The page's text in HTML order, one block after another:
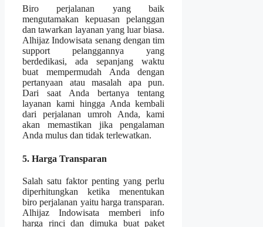
Biro perjalanan yang baik
mengutamakan kepuasan pelanggan
dan tawarkan layanan yang luar biasa.
Alhijaz Indowisata senang dengan tim
support pelanggannya yang
berdedikasi, ada sepanjang waktu
buat mempermudah Anda dengan
pertanyaan atau masalah apa pun.
Dari saat Anda bertanya tentang
layanan kami hingga Anda kembali
dari perjalanan umroh Anda, kami
akan memastikan jika pengalaman
Anda mulus dan tidak terlewatkan.
5. Harga Transparan
Salah satu faktor penting yang perlu
diperhitungkan ketika menentukan
biro perjalanan yaitu harga transparan.
Alhijaz Indowisata memberi info
harga rinci dan dimuka buat paket